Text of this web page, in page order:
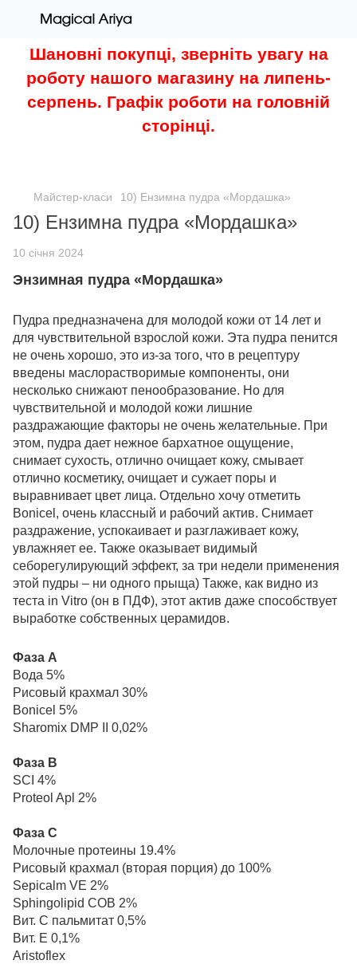
Шановні покупці, зверніть увагу на
роботу нашого магазину на липень-
серпень. Графік роботи на головній
сторінці.
Майстер-класи 10) Ензимна пудра «Мордашка»
10) Ензимна пудра «Мордашка»
10 січня 2024
Энзимная пудра «Мордашка»
Пудра предназначена для молодой кожи от 14 лет и
для чувствительной взрослой кожи. Эта пудра пенится
не очень хорошо, это из-за того, что в рецептуру
введены маслорастворимые компоненты, они
несколько снижают пенообразование. Но для
чувствительной и молодой кожи лишние
раздражающие факторы не очень желательные. При
этом, пудра дает нежное бархатное ощущение,
снимает сухость, отлично очищает кожу, смывает
отлично косметику, очищает и сужает поры и
выравнивает цвет лица. Отдельно хочу отметить
Bonicel, очень классный и рабочий актив. Снимает
раздражение, успокаивает и разглаживает кожу,
увлажняет ее. Также оказывает видимый
себорегулирующий эффект, за три недели применения
этой пудры – ни одного прыща) Также, как видно из
теста in Vitro (он в ПДФ), этот актив даже способствует
выработке собственных церамидов.
Фаза А
Вода 5%
Рисовый крахмал 30%
Bonicel 5%
Sharomix DMP II 0,02%
Фаза В
SCI 4%
Proteol Apl 2%
Фаза С
Молочные протеины 19.4%
Рисовый крахмал (вторая порция) до 100%
Sepicalm VE 2%
Sphingolipid COB 2%
Вит. С пальмитат 0,5%
Вит. Е 0,1%
Aristoflex